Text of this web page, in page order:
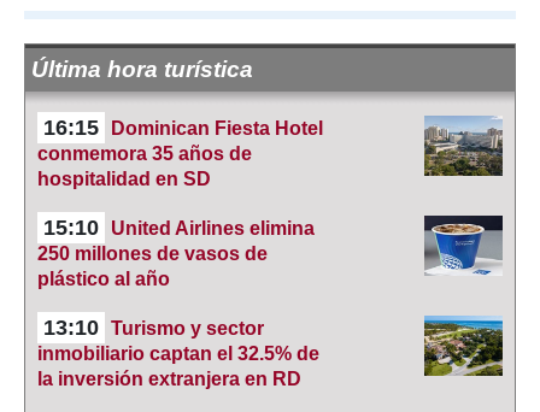
Última hora turística
16:15
Dominican Fiesta Hotel
conmemora 35 años de
hospitalidad en SD
15:10
United Airlines elimina
250 millones de vasos de
plástico al año
13:10 Turismo y sector
inmobiliario captan el 32.5% de
la inversión extranjera en RD